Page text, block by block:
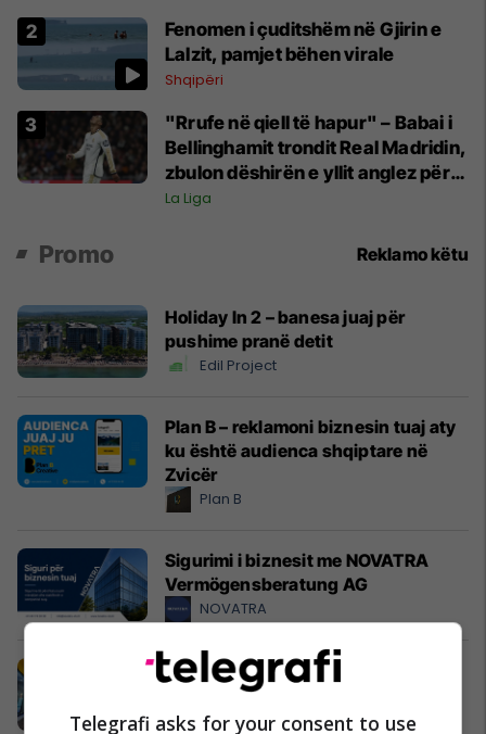
Fenomen i çuditshëm në Gjirin e
Lalzit, pamjet bëhen virale
Shqipëri
"Rrufe në qiell të hapur" – Babai i
Bellinghamit trondit Real Madridin,
zbulon dëshirën e yllit anglez për
largim
La Liga
Promo Reklamo këtu
Holiday In 2 – banesa juaj për
pushime pranë detit
Edil Project
Plan B – reklamoni biznesin tuaj aty
ku është audienca shqiptare në
Zvicër
Plan B
Sigurimi i biznesit me NOVATRA
Vermögensberatung AG
NOVATRA
IMAX/ Cineplexx në Albi Mall, thyen
rekorde rajonale me "Odisea"
Albi Mall
Telegrafi asks for your consent to use